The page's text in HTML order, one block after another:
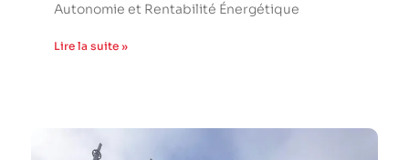
Autonomie et Rentabilité Énergétique
Lire la suite »